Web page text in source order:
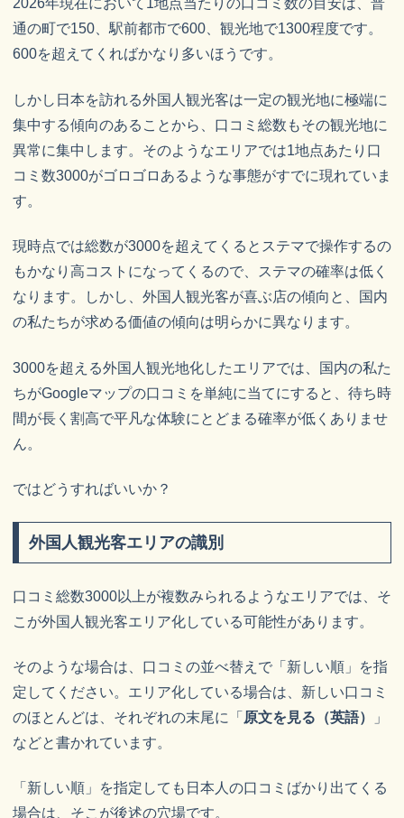
2026年現在において1地点当たりの口コミ数の目安は、普
通の町で150、駅前都市で600、観光地で1300程度です。
600を超えてくればかなり多いほうです。
しかし日本を訪れる外国人観光客は一定の観光地に極端に
集中する傾向のあることから、口コミ総数もその観光地に
異常に集中します。そのようなエリアでは1地点あたり口
コミ数3000がゴロゴロあるような事態がすでに現れていま
す。
現時点では総数が3000を超えてくるとステマで操作するの
もかなり高コストになってくるので、ステマの確率は低く
なります。しかし、外国人観光客が喜ぶ店の傾向と、国内
の私たちが求める価値の傾向は明らかに異なります。
3000を超える外国人観光地化したエリアでは、国内の私た
ちがGoogleマップの口コミを単純に当てにすると、待ち時
間が長く割高で平凡な体験にとどまる確率が低くありませ
ん。
ではどうすればいいか？
外国人観光客エリアの識別
口コミ総数3000以上が複数みられるようなエリアでは、そ
こが外国人観光客エリア化している可能性があります。
そのような場合は、口コミの並べ替えで「新しい順」を指
定してください。エリア化している場合は、新しい口コミ
のほとんどは、それぞれの末尾に「 原文を見る（英語）
」
などと書かれています。
「新しい順」を指定しても日本人の口コミばかり出てくる
場合は、そこが後述の穴場です。